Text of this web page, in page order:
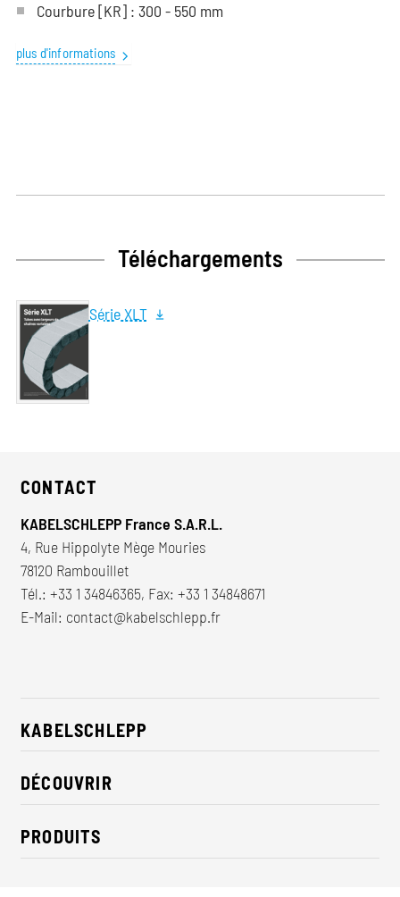
Courbure[KR]: 300 - 550 mm
plus d'informations
Téléchargements
Série XLT
CONTACT
KABELSCHLEPP France S.A.R.L.
4, Rue Hippolyte Mège Mouries
78120 Rambouillet
Tél.: +33 1 34846365, Fax: +33 1 34848671
E-Mail: contact@kabelschlepp.fr
KABELSCHLEPP
À propos de nous
RSE / Durabilité
Contact
DÉCOUVRIR
Solutions pour l'industrie
Nouveautés
PRODUITS